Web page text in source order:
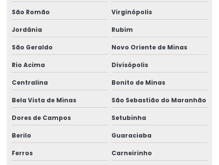
São Romão Virginópolis
Jordânia Rubim
São Geraldo Novo Oriente de Minas
Rio Acima Divisópolis
Centralina Bonito de Minas
Bela Vista de Minas São Sebastião do Maranhão
Dores de Campos Setubinha
Berilo Guaraciaba
Ferros Carneirinho